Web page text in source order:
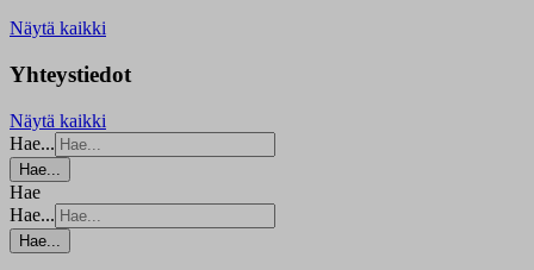
Näytä kaikki
Yhteystiedot
Näytä kaikki
Hae...
Hae...
Hae
Hae...
Hae...